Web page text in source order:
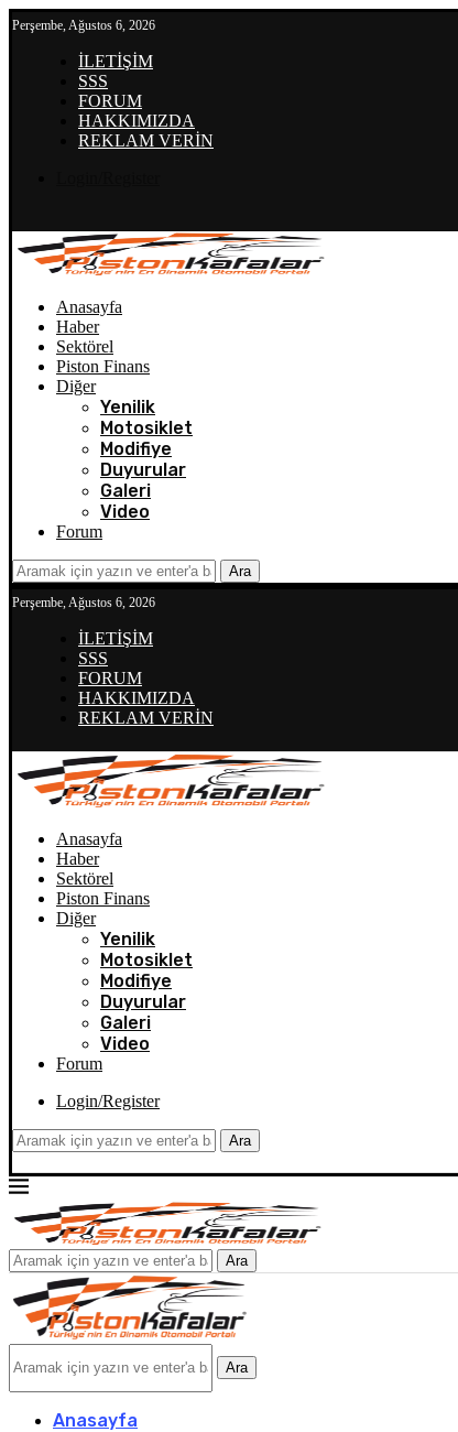
Perşembe, Ağustos 6, 2026
İLETİŞİM
SSS
FORUM
HAKKIMIZDA
REKLAM VERİN
Anasayfa
Haber
Sektörel
Piston Finans
Diğer
Yenilik
Motosiklet
Modifiye
Duyurular
Galeri
Video
Forum
Ara
Perşembe, Ağustos 6, 2026
İLETİŞİM
SSS
FORUM
HAKKIMIZDA
REKLAM VERİN
Anasayfa
Haber
Sektörel
Piston Finans
Diğer
Yenilik
Motosiklet
Modifiye
Duyurular
Galeri
Video
Forum
Login/Register
Ara
Ara
Ara
Anasayfa